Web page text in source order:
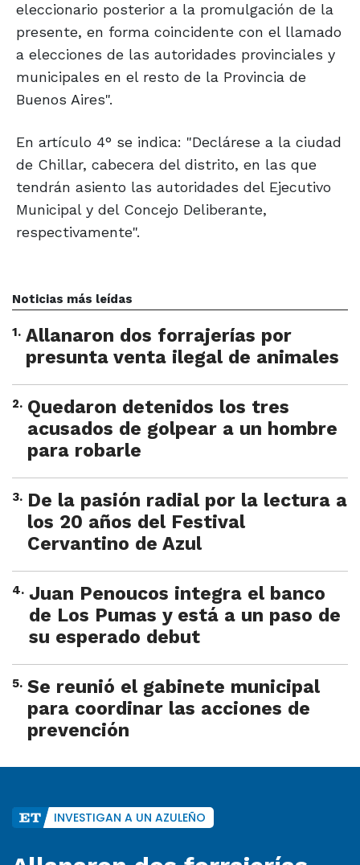
eleccionario posterior a la promulgación de la
presente, en forma coincidente con el llamado
a elecciones de las autoridades provinciales y
municipales en el resto de la Provincia de
Buenos Aires".
En artículo 4° se indica: "Declárese a la ciudad
de Chillar, cabecera del distrito, en las que
tendrán asiento las autoridades del Ejecutivo
Municipal y del Concejo Deliberante,
respectivamente".
Noticias más leídas
1. Allanaron dos forrajerías por
presunta venta ilegal de animales
2. Quedaron detenidos los tres
acusados de golpear a un hombre
para robarle
3. De la pasión radial por la lectura a
los 20 años del Festival
Cervantino de Azul
4. Juan Penoucos integra el banco
de Los Pumas y está a un paso de
su esperado debut
5. Se reunió el gabinete municipal
para coordinar las acciones de
prevención
INVESTIGAN A UN AZULEÑO